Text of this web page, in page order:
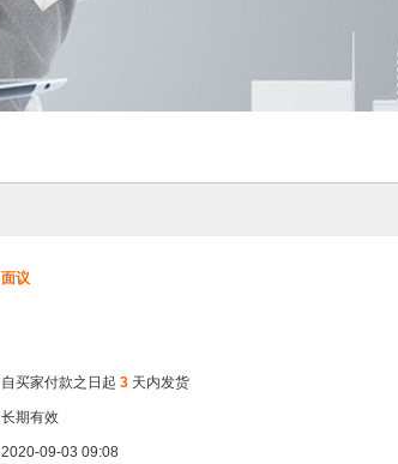
面议
自买家付款之日起 3 天内发货
长期有效
2020-09-03 09:08